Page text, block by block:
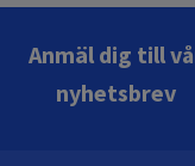
Anmäl dig till
nyhetsbrev